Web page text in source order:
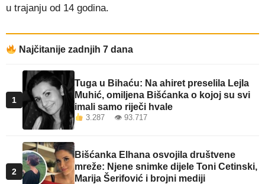
u trajanju od 14 godina.
Najčitanije zadnjih 7 dana
1
Tuga u Bihaću: Na ahiret preselila Lejla
Muhić, omiljena Bišćanka o kojoj su svi
imali samo riječi hvale
3.287 👁 93.717
2
Bišćanka Elhana osvojila društvene
mreže: Njene snimke dijele Toni Cetinski,
Marija Šerifović i brojni mediji